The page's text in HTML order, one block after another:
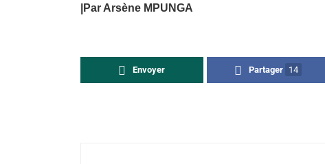
|Par Arsène MPUNGA
Envoyer Partager 14